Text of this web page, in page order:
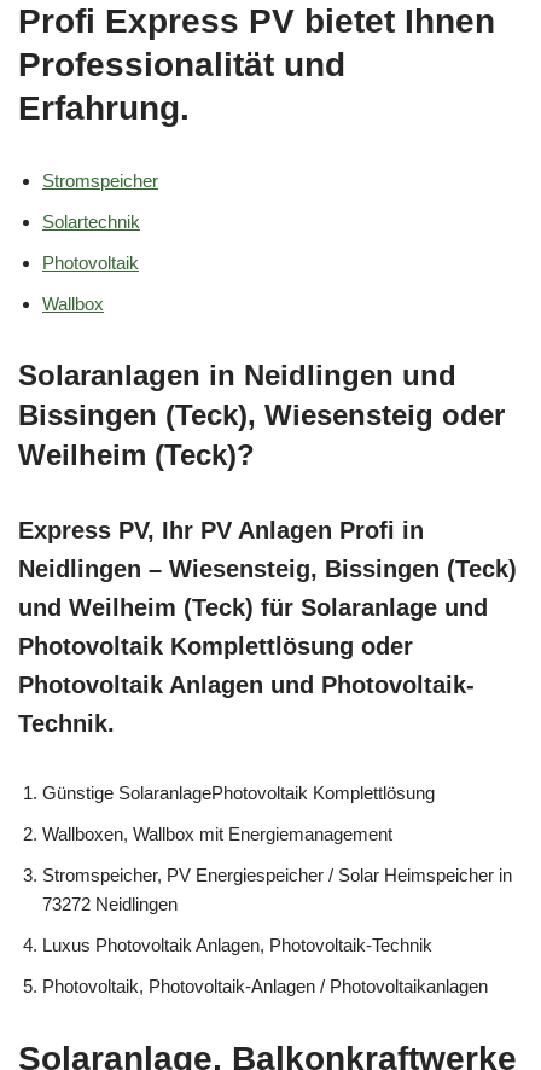
Profi Express PV bietet Ihnen
Professionalität und
Erfahrung.
Stromspeicher
Solartechnik
Photovoltaik
Wallbox
Solaranlagen in Neidlingen und
Bissingen (Teck), Wiesensteig oder
Weilheim (Teck)?
Express PV, Ihr PV Anlagen Profi in
Neidlingen – Wiesensteig, Bissingen (Teck)
und Weilheim (Teck) für Solaranlage und
Photovoltaik Komplettlösung oder
Photovoltaik Anlagen und Photovoltaik-
Technik.
Günstige SolaranlagePhotovoltaik Komplettlösung
Wallboxen, Wallbox mit Energiemanagement
Stromspeicher, PV Energiespeicher / Solar Heimspeicher in
73272 Neidlingen
Luxus Photovoltaik Anlagen, Photovoltaik-Technik
Photovoltaik, Photovoltaik-Anlagen / Photovoltaikanlagen
Solaranlage, Balkonkraftwerke